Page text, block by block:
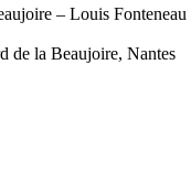
– Louis Fonteneau
de la Beaujoire, Nantes